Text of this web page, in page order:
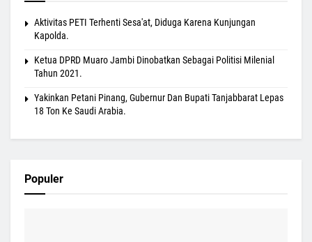
Aktivitas PETI Terhenti Sesa'at, Diduga Karena Kunjungan
Kapolda.
Ketua DPRD Muaro Jambi Dinobatkan Sebagai Politisi Milenial
Tahun 2021.
Yakinkan Petani Pinang, Gubernur Dan Bupati Tanjabbarat Lepas
18 Ton Ke Saudi Arabia.
Populer